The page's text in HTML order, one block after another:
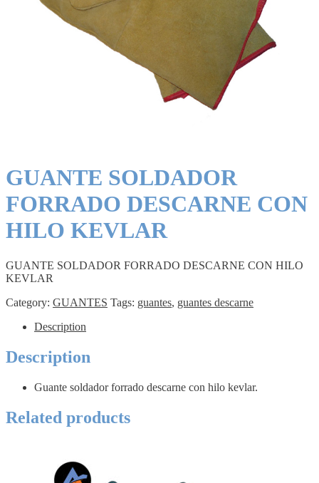
GUANTE SOLDADOR
FORRADO DESCARNE CON
HILO KEVLAR
GUANTE SOLDADOR FORRADO DESCARNE CON HILO
KEVLAR
Category: GUANTES Tags: guantes, guantes descarne
Description
Description
Guante soldador forrado descarne con hilo kevlar.
Related products